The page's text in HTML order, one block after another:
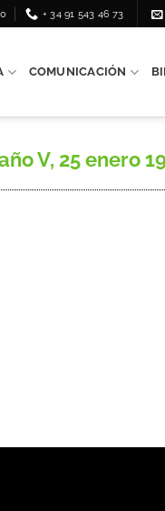
+ 34 91 543 46 73
COMUNICACIÓN
V, 25 enero